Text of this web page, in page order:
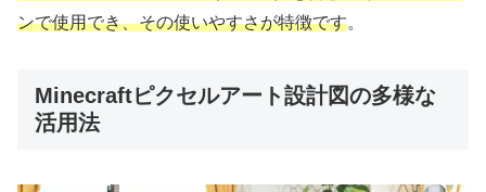
ンで使用でき、その使いやすさが特徴です。
Minecraftピクセルアート設計図の多様な
活用法